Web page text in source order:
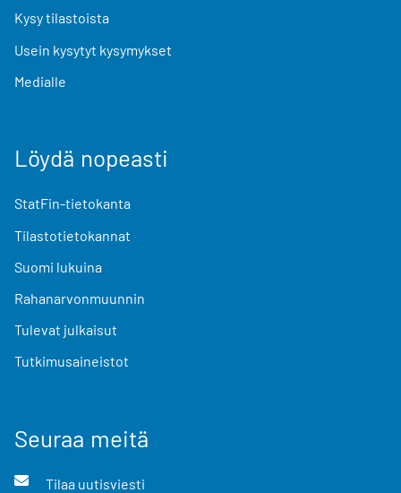
Kysy tilastoista
Usein kysytyt kysymykset
Medialle
Löydä nopeasti
StatFin-tietokanta
Tilastotietokannat
Suomi lukuina
Rahanarvonmuunnin
Tulevat julkaisut
Tutkimusaineistot
Seuraa meitä
Tilaa uutisviesti